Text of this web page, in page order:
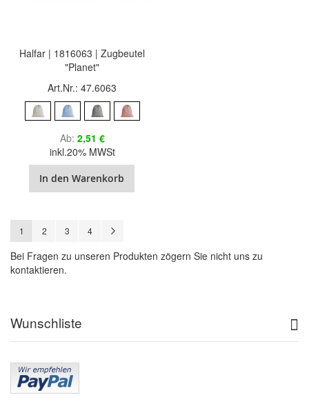
Halfar | 1816063 | Zugbeutel
"Planet"
Art.Nr.: 47.6063
Ab 2,51 €
inkl.20% MWSt
In den Warenkorb
SeiteSie lesen gerade Seite
1 Seite
2 Seite
3 Seite
4
Bei Fragen zu unseren Produkten zögern Sie nicht uns zu
kontaktieren.
Wunschliste